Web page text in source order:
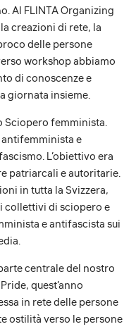
Al FLINTA Organizing
creazioni di rete, la
delle persone
workshop abbiamo
di conoscenze e
giornata insieme.
Sciopero femminista.
e
L’obiettivo era
patriarcali e autoritarie.
in tutta la Svizzera,
collettivi di sciopero e
e antifascista sui
centrale del nostro
quest’anno
in rete delle persone
ostilità verso le persone